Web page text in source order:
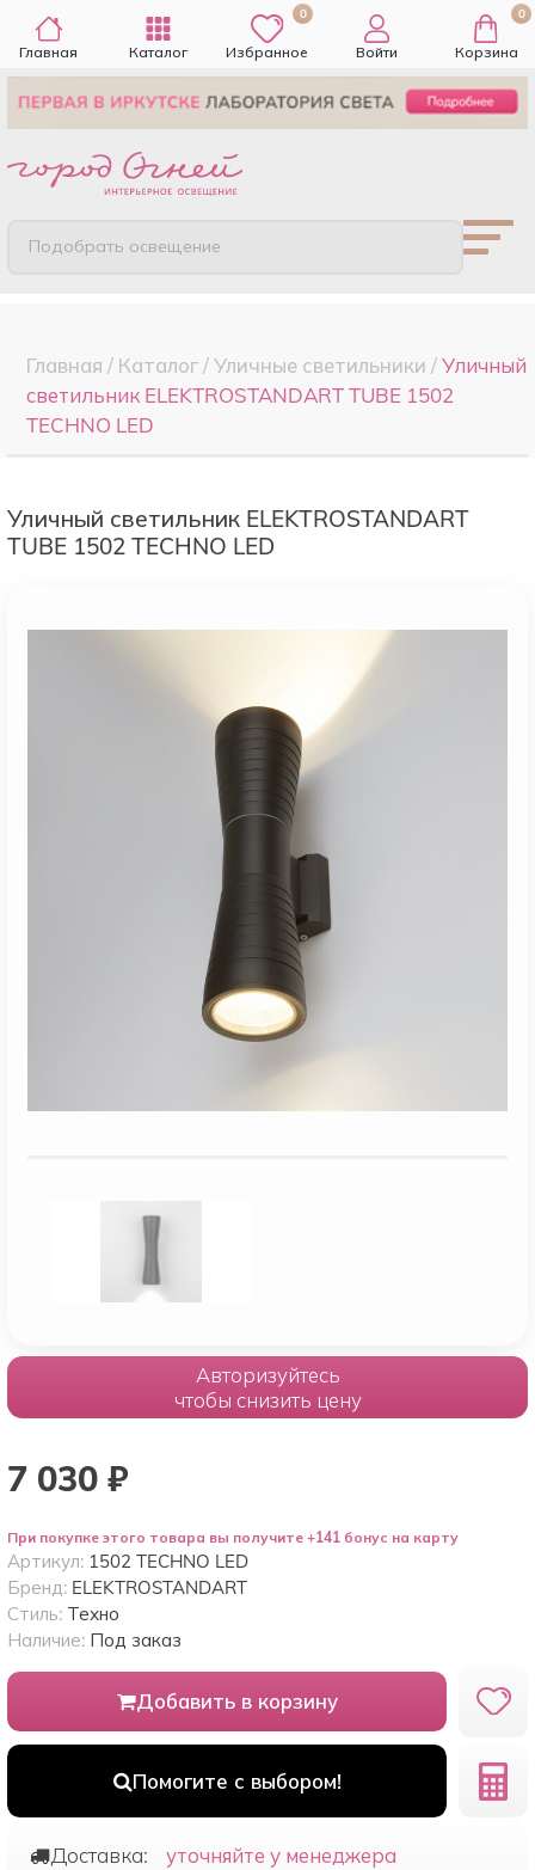
Главная Каталог
0
Избранное Войти
0
Корзина
Подобрать освещение
Главная / Каталог/Уличные светильники /Уличный
светильник ELEKTROSTANDART TUBE 1502
TECHNO LED
Уличный светильник ELEKTROSTANDART
TUBE 1502 TECHNO LED
Авторизуйтесь
чтобы снизить цену
7 030 ₽
При покупке этого товара вы получите +141 бонус на карту
Добавить в корзину
Помогите с выбором!
Артикул: 1502 TECHNO LED
Бренд: ELEKTROSTANDART
Стиль: Техно
Наличие: Под заказ
Доставка:
уточняйте у менеджера